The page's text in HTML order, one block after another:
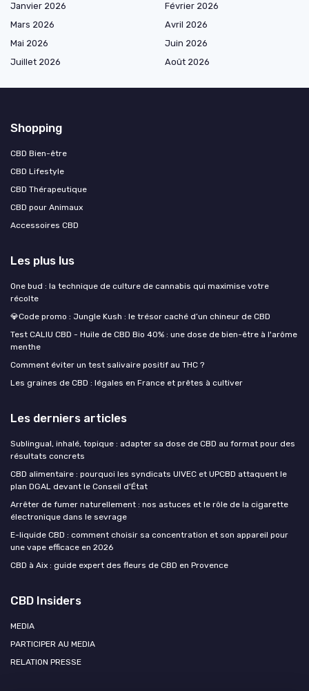
Janvier 2026
Février 2026
Mars 2026
Avril 2026
Mai 2026
Juin 2026
Juillet 2026
Août 2026
Shopping
CBD Bien-être
CBD Lifestyle
CBD Thérapeutique
CBD pour Animaux
Accessoires CBD
Les plus lus
One bud : la technique de culture de cannabis qui maximise votre
récolte
💎Code promo : Jungle Kush : le trésor caché d’un chineur de CBD
Test CALIU CBD - Huile de CBD Bio 40% : une dose de bien-être à l'arôme
menthe
Comment éviter un test salivaire positif au THC ?
Les graines de CBD : légales en France et prêtes à cultiver
Les derniers articles
Sublingual, inhalé, topique : adapter sa dose de CBD au format pour des
résultats concrets
CBD alimentaire : pourquoi les syndicats UIVEC et UPCBD attaquent le
plan DGAL devant le Conseil d'État
Arrêter de fumer naturellement : nos astuces et le rôle de la cigarette
électronique dans le sevrage
E-liquide CBD : comment choisir sa concentration et son appareil pour
une vape efficace en 2026
CBD à Aix : guide expert des fleurs de CBD en Provence
CBD Insiders
MEDIA
PARTICIPER AU MEDIA
RELATION PRESSE